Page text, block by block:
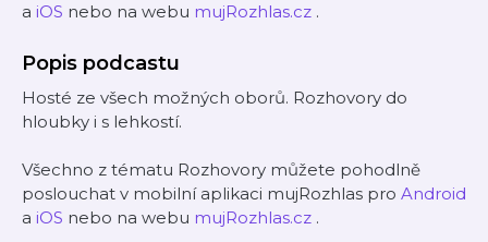
a iOS nebo na webu mujRozhlas.cz .
Popis podcastu
Hosté ze všech možných oborů. Rozhovory do
hloubky i s lehkostí.
Všechno z tématu Rozhovory můžete pohodlně
poslouchat v mobilní aplikaci mujRozhlas pro Android
a iOS nebo na webu mujRozhlas.cz .